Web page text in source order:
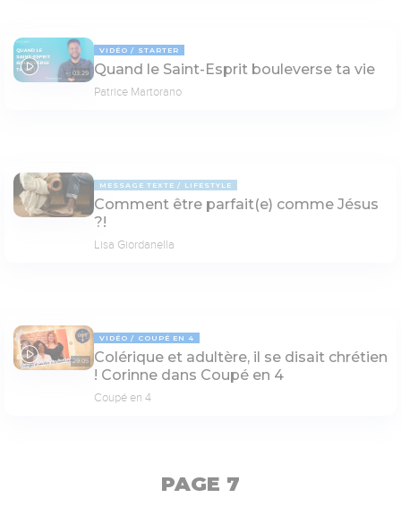
03:29
VIDÉO STARTER
Quand le Saint-Esprit bouleverse ta vie
Patrice Martorano
MESSAGE TEXTE LIFESTYLE
Comment être parfait(e) comme Jésus
?!
Lisa Giordanella
29:05
VIDÉO COUPÉ EN 4
Colérique et adultère, il se disait chrétien
! Corinne dans Coupé en 4
Coupé en 4
PAGE 7